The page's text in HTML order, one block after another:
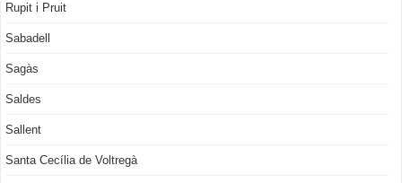
Rupit i Pruit
Sabadell
Sagàs
Saldes
Sallent
Santa Cecília de Voltregà